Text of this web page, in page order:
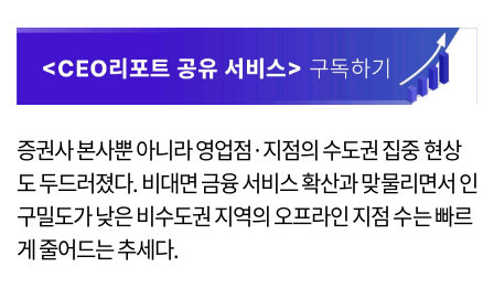
증권사 본사뿐 아니라 영업점·지점의 수도권 집중 현상
도 두드러졌다. 비대면 금융 서비스 확산과 맞물리면서 인
구밀도가 낮은 비수도권 지역의 오프라인 지점 수는 빠르
게 줄어드는 추세다.